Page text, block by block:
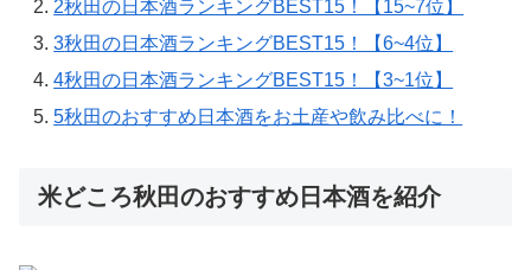
2秋田の日本酒ランキングBEST15！【15~7位】
3秋田の日本酒ランキングBEST15！【6~4位】
4秋田の日本酒ランキングBEST15！【3~1位】
5秋田のおすすめ日本酒をお土産や飲み比べに！
米どころ秋田のおすすめ日本酒を紹介